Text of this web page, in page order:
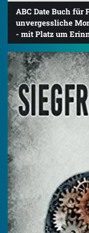
ABC Date Buch für
unvergessliche
- mit Platz um